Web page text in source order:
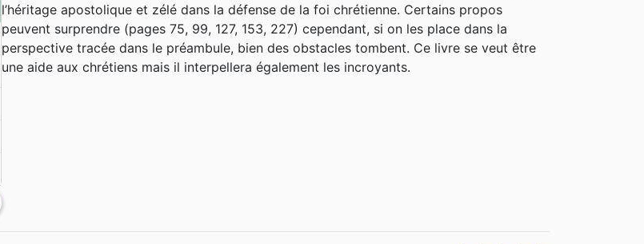
l’héritage apostolique et zélé dans la défense de la foi chrétienne. Certains propos
peuvent surprendre (pages 75, 99, 127, 153, 227) cependant, si on les place dans la
perspective tracée dans le préambule, bien des obstacles tombent. Ce livre se veut être
une aide aux chrétiens mais il interpellera également les incroyants.